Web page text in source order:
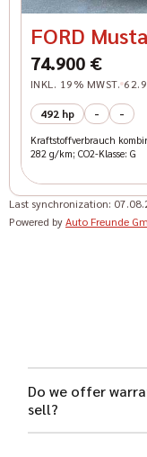
FORD
5.0l V8 Grail
74.900 €
INKL. 19% MWST.
492 hp - -
Kraftstoffverbrauch
282 g/km; CO2-Klasse: G
Last synchronization:
Powered byAuto Freunde
Do we offer
sell?